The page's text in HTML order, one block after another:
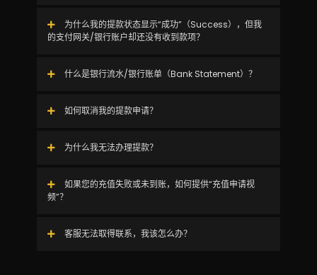
为什么我的提款状态显示“成功”（Success），但我
的支付网关/银行账户却还没有收到款项？
什么是银行流水/银行账单（Bank Statement）？
如何取消我的提款申请？
为什么我无法办理提款？
如果您的充值失败或未到账，如何提供“充值申请视
频”？
客服无法取得联系，我该怎么办？